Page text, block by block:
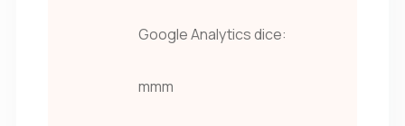
Google Analytics dice:
mmm